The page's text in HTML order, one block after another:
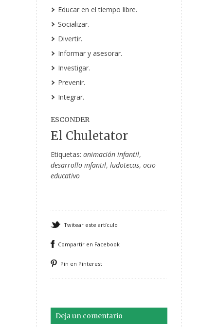
Educar en el tiempo libre.
Socializar.
Divertir.
Informar y asesorar.
Investigar.
Prevenir.
Integrar.
ESCONDER
El Chuletator
Etiquetas: animación infantil,
desarrollo infantil, ludotecas, ocio
educativo
Twitear este artículo
Compartir en Facebook
Pin en Pinterest
Deja un comentario